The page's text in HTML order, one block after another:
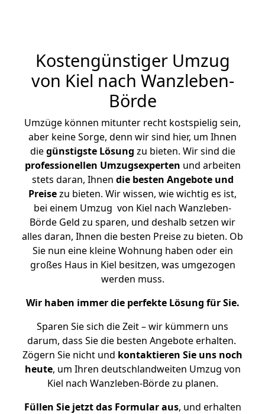
Kostengünstiger Umzug
von Kiel nach Wanzleben-
Börde
Umzüge können mitunter recht kostspielig sein,
aber keine Sorge, denn wir sind hier, um Ihnen
diegünstigste Lösung zu bieten. Wir sind die
professionellen Umzugsexperten und arbeiten
stets daran, Ihnen die besten Angebote und
Preisezu bieten. Wir wissen, wie wichtig es ist,
bei einem Umzug von Kiel nach Wanzleben-
Börde Geld zu sparen, und deshalb setzen wir
alles daran, Ihnen die besten Preise zu bieten. Ob
Sie nun eine kleine Wohnung haben oder ein
großes Haus in Kiel besitzen, was umgezogen
werden muss.
Wir haben immer die perfekte Lösung für Sie.
Sparen Sie sich die Zeit – wir kümmern uns
darum, dass Sie die besten Angebote erhalten.
Zögern Sie nicht und kontaktieren Sie uns noch
heute, um Ihren deutschlandweiten Umzug von
Kiel nach Wanzleben-Börde zu planen.
Füllen Sie jetzt das Formular aus, und erhalten